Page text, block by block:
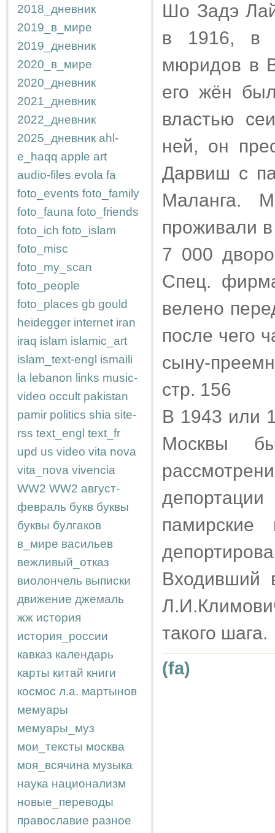
2018_дневник
2019_в_мире
2019_дневник
2020_в_мире
2020_дневник
2021_дневник
2022_дневник
2025_дневник ahl-
e_haqq apple art
audio-files evola fa
foto_events foto_family
foto_fauna foto_friends
foto_ich foto_islam
foto_misc
foto_my_scan
foto_people
foto_places gb gould
heidegger internet iran
iraq islam islamic_art
islam_text-engl ismaili
la lebanon links music-
video occult pakistan
pamir politics shia site-
rss text_engl text_fr
upd us video vita nova
vita_nova vivencia
WW2 WW2 август-
февраль букв буквы
буквы булгаков
в_мире васильев
вежливый_отказ
виолончель выписки
движение джемаль
жж история
история_россии
кавказ календарь
карты китай книги
космос л.а. мартынов
мемуары
мемуары_муз
мои_тексты москва
моя_всячина музыка
наука национализм
новые_переводы
православие разное
Шо Задэ
в 1916, в
мюридов в
его жён
властью
ней, он
Дарвиш с
Маланга.
проживали
7 000
Спец.
велено
после чего
сыну-
стр. 156
В 1943 или
Москвы
Входивший
такого шага.
(fa)